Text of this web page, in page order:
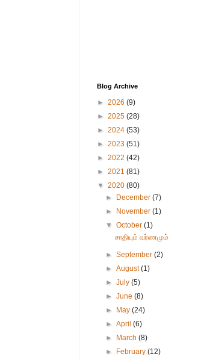
Blog Archive
► 2026 (9)
► 2025 (28)
► 2024 (53)
► 2023 (51)
► 2022 (42)
► 2021 (81)
▼ 2020 (80)
► December(7)
► November(1)
▼October(1)
சாதியும் வர்ணமும்
►September(2)
►August(1)
►July(5)
►June(8)
► May(24)
►April(6)
► March(8)
► February(12)